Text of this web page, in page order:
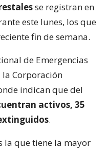
se registran en
este lunes, los que
fin de semana.
de Emergencias
Corporación
indican que del
activos, 35
.
la que tiene la mayor